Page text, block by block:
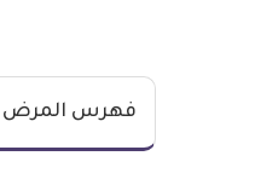
فهرس المرض